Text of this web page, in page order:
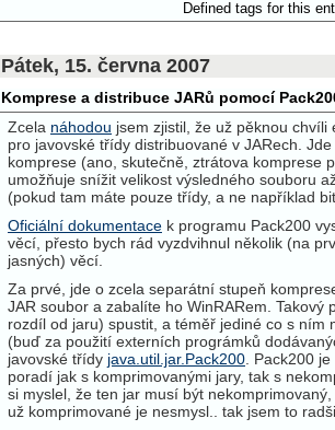
Defined tags for this
Pátek, 15. června 2007
Komprese a distribuce JARů pomocí
Zcela náhodou jsem zjistil, že už pěknou
pro javovské třídy distribuované v JARech.
komprese (ano, skutečně, ztrátova komprese
umožňuje snížit velikost výsledného souboru
(pokud tam máte pouze třídy, a ne například
Oficiální dokumentace k programu Pack200
věcí, přesto bych rád vyzdvihnul několik (na
jasných) věcí.
Za prvé, jde o zcela separátní stupeň
JAR soubor a zabalíte ho WinRARem. Takový
rozdíl od jaru) spustit, a téměř jediné co s ním
(buď za použití externích prográmků
javovské třídy java.util.jar.Pack200. Pack200
poradí jak s komprimovanými jary, tak s
si myslel, že ten jar musí být
už komprimované je nesmysl.. tak jsem to